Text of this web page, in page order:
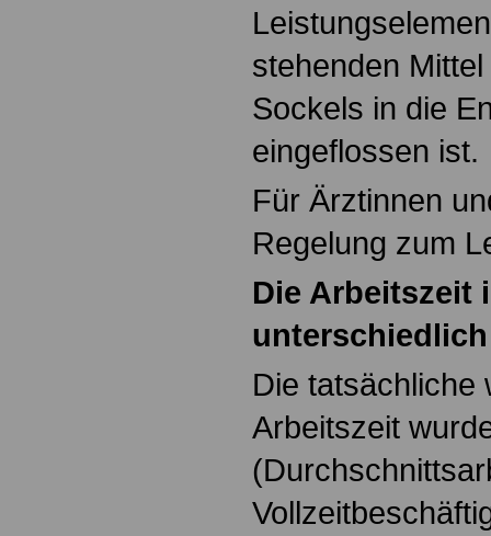
stehenden
Sockels in die
eingeflossen ist.
Für Ärztinnen
Regelung zum
Die Arbeitszeit
unterschiedlich
Die tatsächliche
Arbeitszeit